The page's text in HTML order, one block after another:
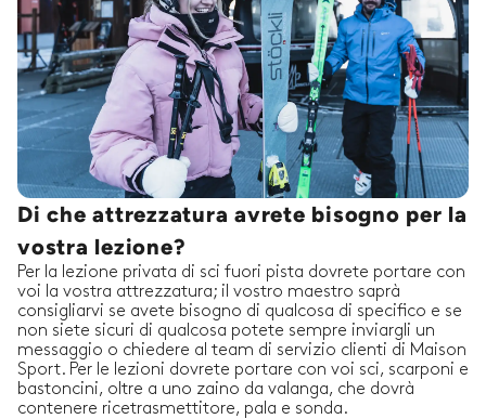
Di che attrezzatura avrete bisogno per la
vostra lezione?
Per la lezione privata di sci fuori pista dovrete portare con
voi la vostra attrezzatura; il vostro maestro saprà
consigliarvi se avete bisogno di qualcosa di specifico e se
non siete sicuri di qualcosa potete sempre inviargli un
messaggio o chiedere al team di servizio clienti di Maison
Sport. Per le lezioni dovrete portare con voi sci, scarponi e
bastoncini, oltre a uno zaino da valanga, che dovrà
contenere ricetrasmettitore, pala e sonda.